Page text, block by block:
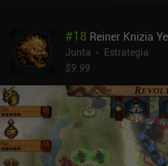
utilizar sus puntos fuertes y
diferencia a Hero Realms es la
Cada héroe altera ligeramente el
capa adicional de estrategia, en la
cartas que tengan sinergias con
al mismo tiempo el héroe y las
juego cuenta con campañas para
basadas en la historia, batallas
#18 Reiner Knizia
Junta
Estrategia
$9.99